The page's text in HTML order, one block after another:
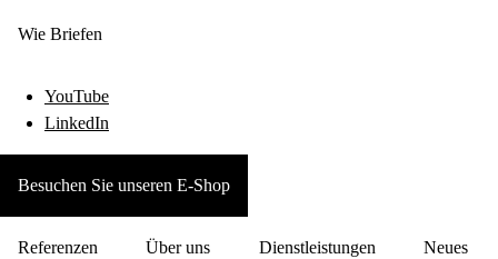
Wie Briefen
YouTube
LinkedIn
Besuchen Sie unseren E-Shop
Referenzen Über uns Dienstleistungen Neues